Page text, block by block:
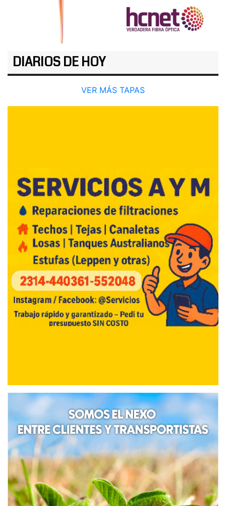
DIARIOS DE HOY
VER MÁS TAPAS